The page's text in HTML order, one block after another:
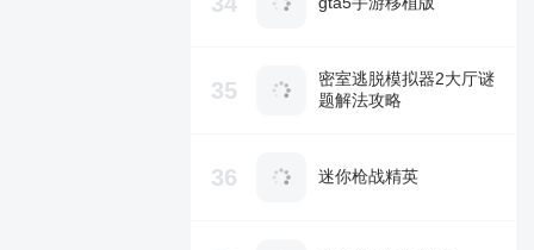
35
密室逃脱模拟器2大厅谜
题解法攻略
36 迷你枪战精英